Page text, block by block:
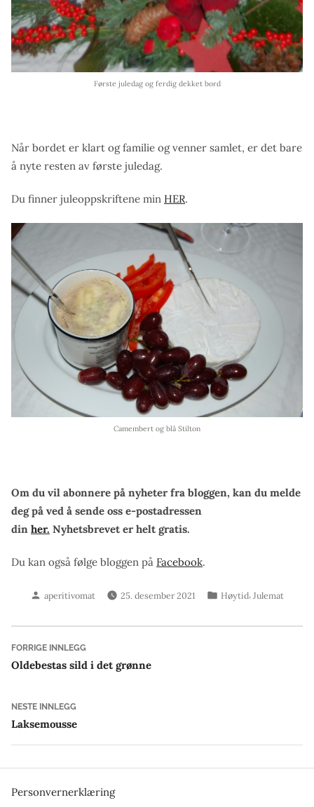
Første juledag og ferdig dekket bord
Når bordet er klart og familie og venner samlet, er det bare
å nyte resten av første juledag.
Du finner juleoppskriftene min HER.
Camembert og blå Stilton
Om du vil abonnere på nyheter fra bloggen, kan du melde
deg på ved å sende oss e-postadressen
din her. Nyhetsbrevet er helt gratis.
Du kan også følge bloggen på Facebook.
Skrevet
aperitivomat 25. desember 2021
Publisert
Høytid, Julemat
Innleggsnavigasjon
FORRIGE INNLEGGForrige
innlegg:
Oldebestas sild i det grønne
NESTE INNLEGGNeste
innlegg:
Laksemousse
Personvernerklæring